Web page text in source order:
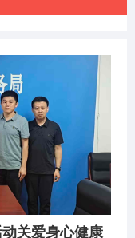
关爱身心健康